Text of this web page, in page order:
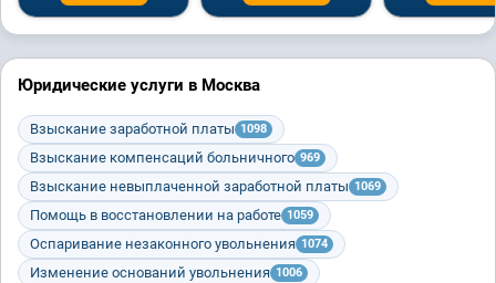
Юридические услуги в Москва
Взыскание заработной платы 1098
Взыскание компенсаций больничного 969
Взыскание невыплаченной заработной платы 1069
Помощь в восстановлении на работе 1059
Оспаривание незаконного увольнения 1074
Изменение оснований увольнения 1006